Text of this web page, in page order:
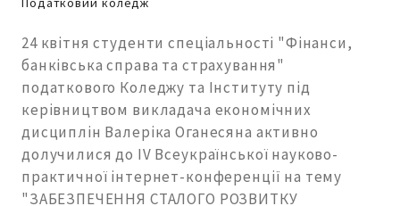
24 квітня студенти спеціальності "Фінанси,
банківська справа та страхування"
податкового Коледжу та Інституту під
керівництвом викладача економічних
дисциплін Валеріка Оганесяна активно
долучилися до ІV Всеукраїнської науково-
практичної інтернет-конференції на тему
"ЗАБЕЗПЕЧЕННЯ СТАЛОГО РОЗВИТКУ